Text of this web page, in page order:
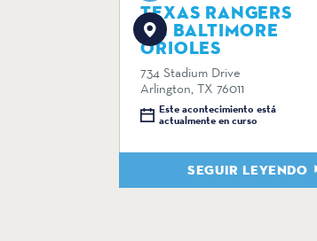
TEXAS RANGERS
VS. BALTIMORE
ORIOLES
734 Stadium Drive
Arlington, TX 76011
Este acontecimiento está
actualmente en curso
SEGUIR LEYENDO